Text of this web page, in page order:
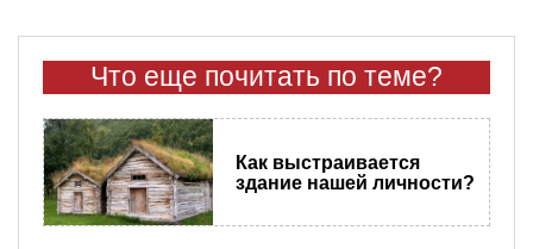
Что еще почитать по теме?
Как выстраивается
здание нашей личности?